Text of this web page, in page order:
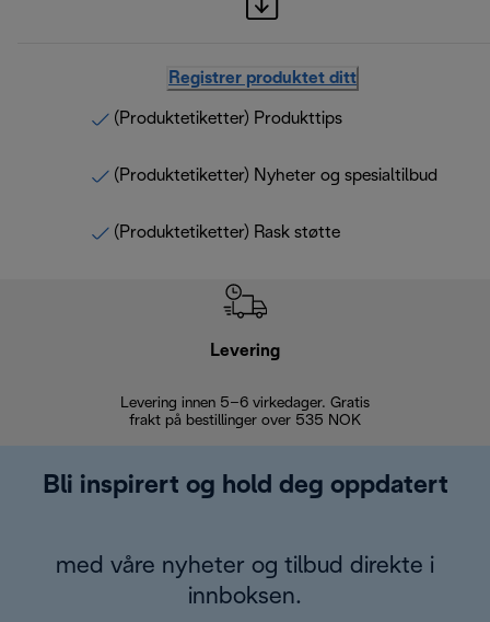
Registrer produktet ditt
(Produktetiketter) Produkttips
(Produktetiketter) Nyheter og spesialtilbud
(Produktetiketter) Rask støtte
Levering
Levering innen 5–6 virkedager. Gratis
frakt på bestillinger over 535 NOK
Bli inspirert og hold deg oppdatert
med våre nyheter og tilbud direkte i
innboksen.